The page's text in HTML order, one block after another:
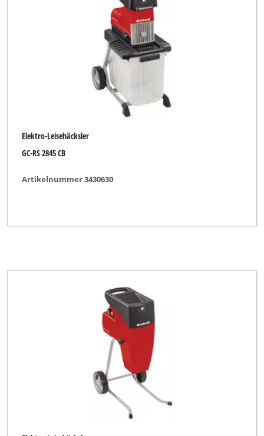
Elektro-Leisehäcksler
GC-RS 2845 CB
Artikelnummer 3430630